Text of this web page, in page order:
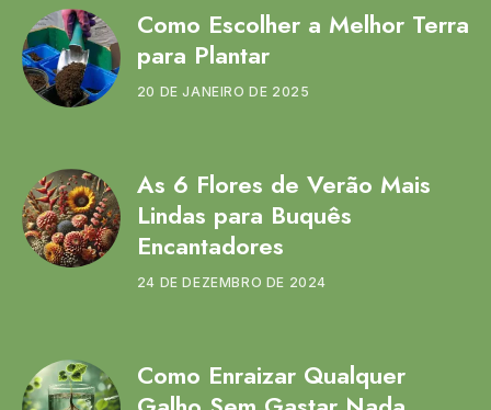
Como Escolher a Melhor Terra
para Plantar
20 DE JANEIRO DE 2025
As 6 Flores de Verão Mais
Lindas para Buquês
Encantadores
24 DE DEZEMBRO DE 2024
Como Enraizar Qualquer